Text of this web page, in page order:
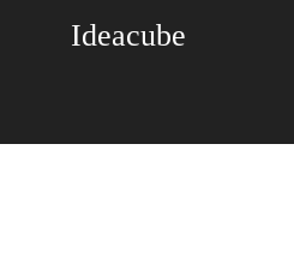
Ideacube